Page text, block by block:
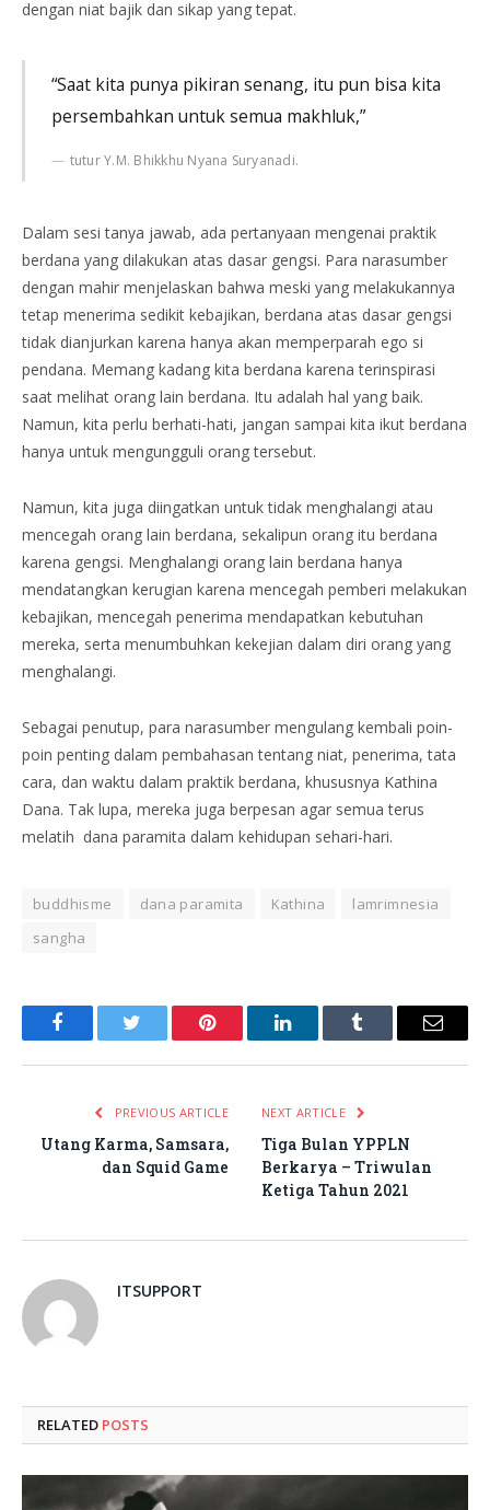
dengan niat bajik dan sikap yang tepat.
“Saat kita punya pikiran senang, itu pun bisa kita
persembahkan untuk semua makhluk,”
tutur Y.M. Bhikkhu Nyana Suryanadi.
Dalam sesi tanya jawab, ada pertanyaan mengenai praktik
berdana yang dilakukan atas dasar gengsi. Para narasumber
dengan mahir menjelaskan bahwa meski yang melakukannya
tetap menerima sedikit kebajikan, berdana atas dasar gengsi
tidak dianjurkan karena hanya akan memperparah ego si
pendana. Memang kadang kita berdana karena terinspirasi
saat melihat orang lain berdana. Itu adalah hal yang baik.
Namun, kita perlu berhati-hati, jangan sampai kita ikut berdana
hanya untuk mengungguli orang tersebut.
Namun, kita juga diingatkan untuk tidak menghalangi atau
mencegah orang lain berdana, sekalipun orang itu berdana
karena gengsi. Menghalangi orang lain berdana hanya
mendatangkan kerugian karena mencegah pemberi melakukan
kebajikan, mencegah penerima mendapatkan kebutuhan
mereka, serta menumbuhkan kekejian dalam diri orang yang
menghalangi.
Sebagai penutup, para narasumber mengulang kembali poin-
poin penting dalam pembahasan tentang niat, penerima, tata
cara, dan waktu dalam praktik berdana, khususnya Kathina
Dana. Tak lupa, mereka juga berpesan agar semua terus
melatih dana paramita dalam kehidupan sehari-hari.
buddhisme dana paramita Kathina
lamrimnesia
sangha
FacebookTwitter Pinterest LinkedInTumblr Email
PREVIOUS ARTICLE
Utang Karma, Samsara,
dan Squid Game
NEXT ARTICLE
Tiga Bulan YPPLN
Berkarya – Triwulan
Ketiga Tahun 2021
ITSUPPORT
RELATED POSTS